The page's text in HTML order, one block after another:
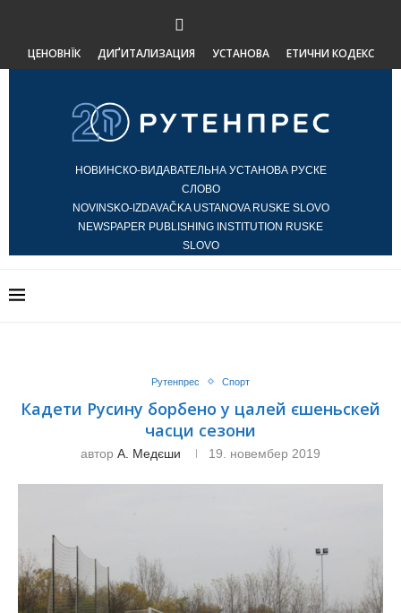
ЦЕНОВНЇК ДИҐИТАЛИЗАЦИЯ УСТАНОВА ЕТИЧНИ КОДЕКС
НОВИНСКО-ВИДАВАТЕЛЬНА УСТАНОВА РУСКЕ
СЛОВО
NOVINSKO-IZDAVAČKA USTANOVA RUSKE SLOVO
NEWSPAPER PUBLISHING INSTITUTION RUSKE
SLOVO
Рутенпрес Спорт
Кадети Русину борбено у цалей єшеньскей
часци сезони
автор А. Медєши 19. новембер 2019